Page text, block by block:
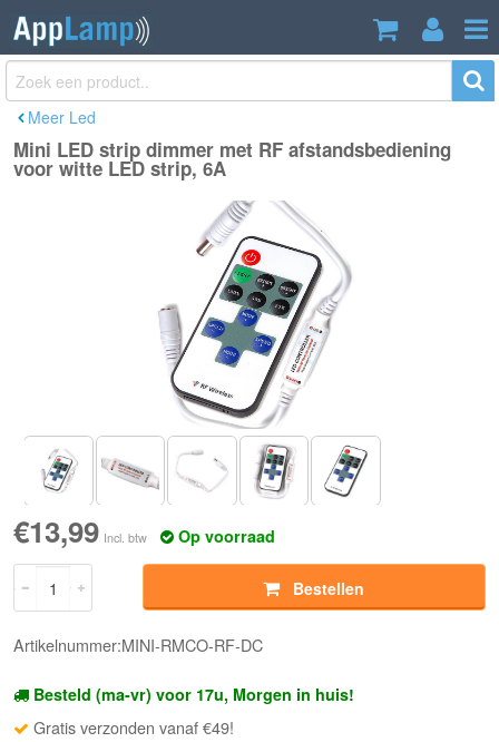
Mini LED strip dimmer met RF
afstandsbediening voor witte LED strip,
6A
€13,99
Meer Led
Mini LED strip dimmer met RF afstandsbediening
voor witte LED strip, 6A
€13,99 Incl. btw Op voorraad
Bestellen
Artikelnummer:MINI-RMCO-RF-DC
Besteld (ma-vr) voor 17u, Morgen in huis!
Gratis verzonden vanaf €49!